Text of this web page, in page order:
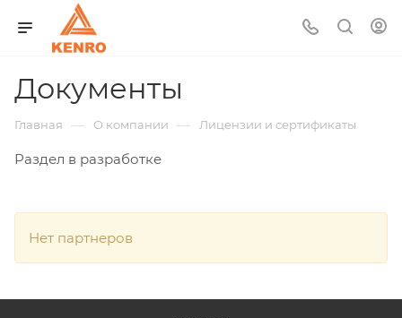
Документы
Главная — О компании — Лицензии и сертификаты
Раздел в разработке
Нет партнеров